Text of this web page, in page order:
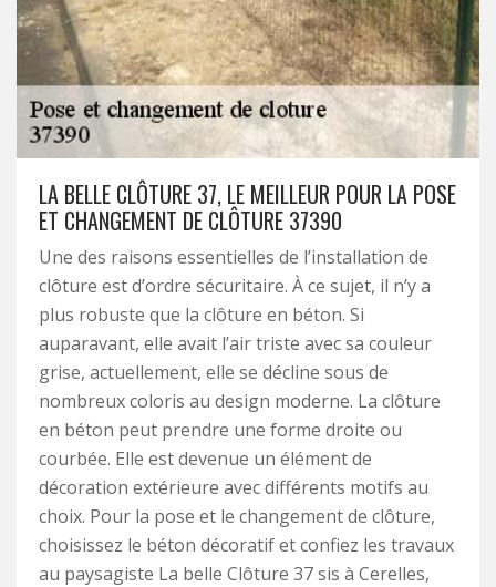
LA BELLE CLÔTURE 37, LE MEILLEUR POUR LA POSE
ET CHANGEMENT DE CLÔTURE 37390
Une des raisons essentielles de l’installation de
clôture est d’ordre sécuritaire. À ce sujet, il n’y a
plus robuste que la clôture en béton. Si
auparavant, elle avait l’air triste avec sa couleur
grise, actuellement, elle se décline sous de
nombreux coloris au design moderne. La clôture
en béton peut prendre une forme droite ou
courbée. Elle est devenue un élément de
décoration extérieure avec différents motifs au
choix. Pour la pose et le changement de clôture,
choisissez le béton décoratif et confiez les travaux
au paysagiste La belle Clôture 37 sis à Cerelles,